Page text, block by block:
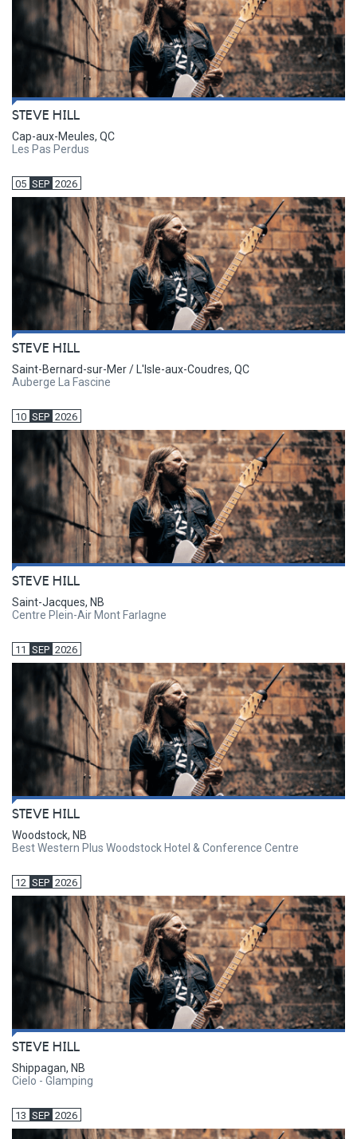
STEVE HILL
Cap-aux-Meules, QC
Les Pas Perdus
05 SEP 2026
STEVE HILL
Saint-Bernard-sur-Mer / L'Isle-aux-Coudres, QC
Auberge La Fascine
10 SEP 2026
STEVE HILL
Saint-Jacques, NB
Centre Plein-Air Mont Farlagne
11 SEP 2026
STEVE HILL
Woodstock, NB
Best Western Plus Woodstock Hotel & Conference Centre
12 SEP 2026
STEVE HILL
Shippagan, NB
Cielo - Glamping
13 SEP 2026